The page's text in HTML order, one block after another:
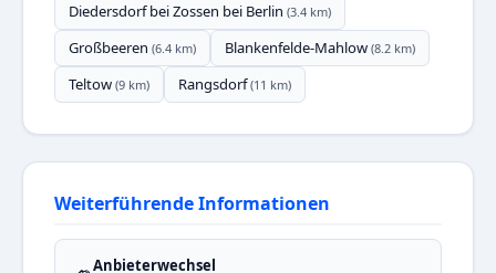
Diedersdorf bei Zossen bei Berlin (3.4 km)
Großbeeren (6.4 km) Blankenfelde-Mahlow (8.2 km)
Teltow (9 km) Rangsdorf(11 km)
Weiterführende Informationen
Anbieterwechsel